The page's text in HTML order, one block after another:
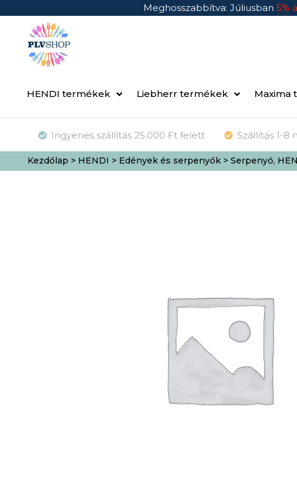
Meghosszabbítva: Júliusban 5%
HENDI termékek Liebherr termékek Maxima
Ingyenes szállítás 25.000 Ft felett Szállítás 1-
Kezdőlap > HENDI > Edények és serpenyők> Serpenyő,